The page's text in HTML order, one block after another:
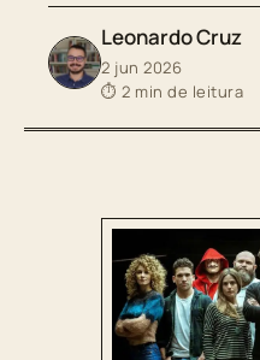
Leonardo Cruz
2 jun 2026
⏱ 2 min de leitura